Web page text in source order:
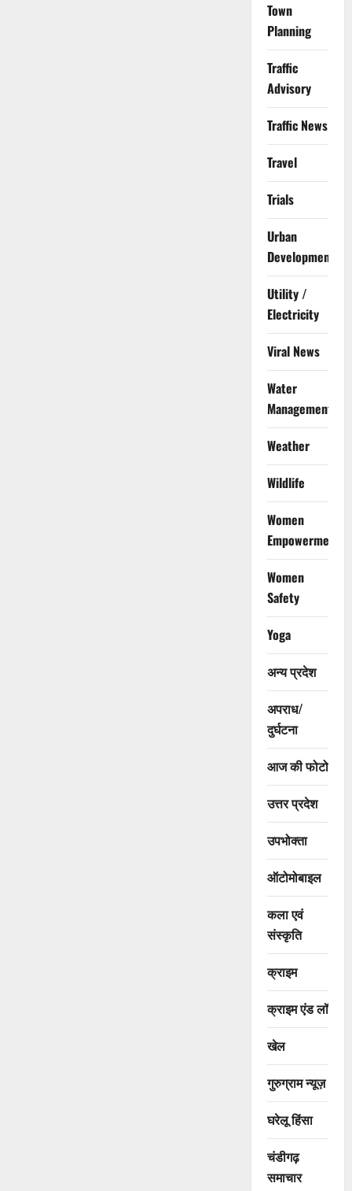
Town
Planning
Traffic
Advisory
Traffic News
Travel
Trials
Urban
Development
Utility /
Electricity
Viral News
Water
Management
Weather
Wildlife
Women
Empowerment
Women
Safety
Yoga
अन्य प्रदेश
अपराध/
दुर्घटना
आज की फोटो
उत्तर प्रदेश
उपभोक्ता
ऑटोमोबाइल
कला एवं
संस्कृति
क्राइम
क्राइम एंड लॉ
खेल
गुरुग्राम न्यूज़
घरेलू हिंसा
चंडीगढ़
समाचार